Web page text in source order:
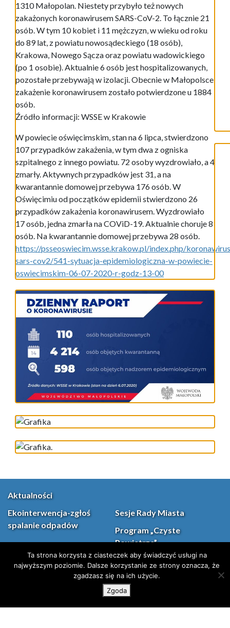
1310 Małopolan. Niestety przybyło też nowych
zakażonych koronawirusem SARS-CoV-2. To łącznie 21
osób. W tym 10 kobiet i 11 mężczyzn, w wieku od roku
do 89 lat, z powiatu nowosądeckiego (18 osób),
Krakowa, Nowego Sącza oraz powiatu wadowickiego
(po 1 osobie). Aktualnie 6 osób jest hospitalizowanych,
pozostałe przebywają w izolacji. Obecnie w Małopolsce
zakażenie koronawirusem zostało potwierdzone u 1884
osób.
Źródło informacji: WSSE w Krakowie
W powiecie oświęcimskim, stan na 6 lipca, stwierdzono
107 przypadków zakażenia, w tym dwa z ogniska
szpitalnego z innego powiatu. 72 osoby wyzdrowiało, a 4
zmarły. Aktywnych przypadków jest 31, a na
kwarantannie domowej przebywa 176 osób. W
Oświęcimiu od początków epidemii stwierdzono 26
przypadków zakażenia koronawirusem. Wyzdrowiało
17 osób, jedna zmarła na COViD-19. Aktualnie choruje 8
osób. Na kwarantannie domowej przebywa 28 osób.
https://psseoswiecim.wsse.krakow.pl/index.php/
sars-cov2/541-sytuacja-epidemiologiczna-w-powiecie-
oswiecimskim-06-07-2020-r-godz-13-00
Aktualności
Ekointerwencja-zgłoś
spalanie odpadów
Sesje Rady Miasta
Program „Czyste
Powietrze”
Dzieje się – kalendarz
imprez
Środki Unijne
Deklaracja dostępności
Osobowych
Kontakt
Ta strona korzysta z ciasteczek aby świadczyć usługi na
najwyższym poziomie. Dalsze korzystanie ze strony oznacza, że
zgadzasz się na ich użycie.
Zgoda